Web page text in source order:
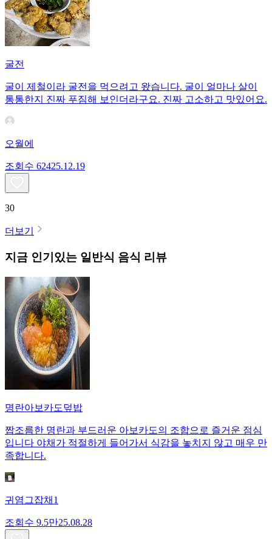
굴전
굴이 제철이라 굴전을 먹으려고 왔습니다. 굴이 얼마나 살이
통통한지 진짜 푸짐해 보인더라구요. 진짜 고소하고 맛있어요.
오월에
조회수 62425.12.19
30
더보기
지금 인기있는 일반식 음식 리뷰
명란아보카도덮밥
짭조름한 명란과 부드러운 아보카도의 조합으로 즐거운 점심
입니다 야채가 적절하게 들어가서 식감을 놓치지 않고 매우 만
족합니다.
귀염그잡채1
조회수 9.5만25.08.28